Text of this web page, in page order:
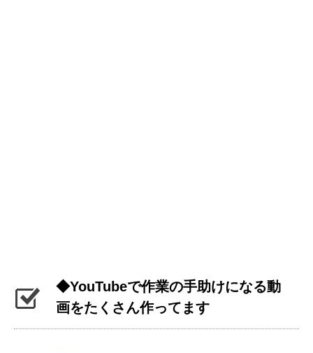
◆YouTubeで作業の手助けになる動
画をたくさん作ってます